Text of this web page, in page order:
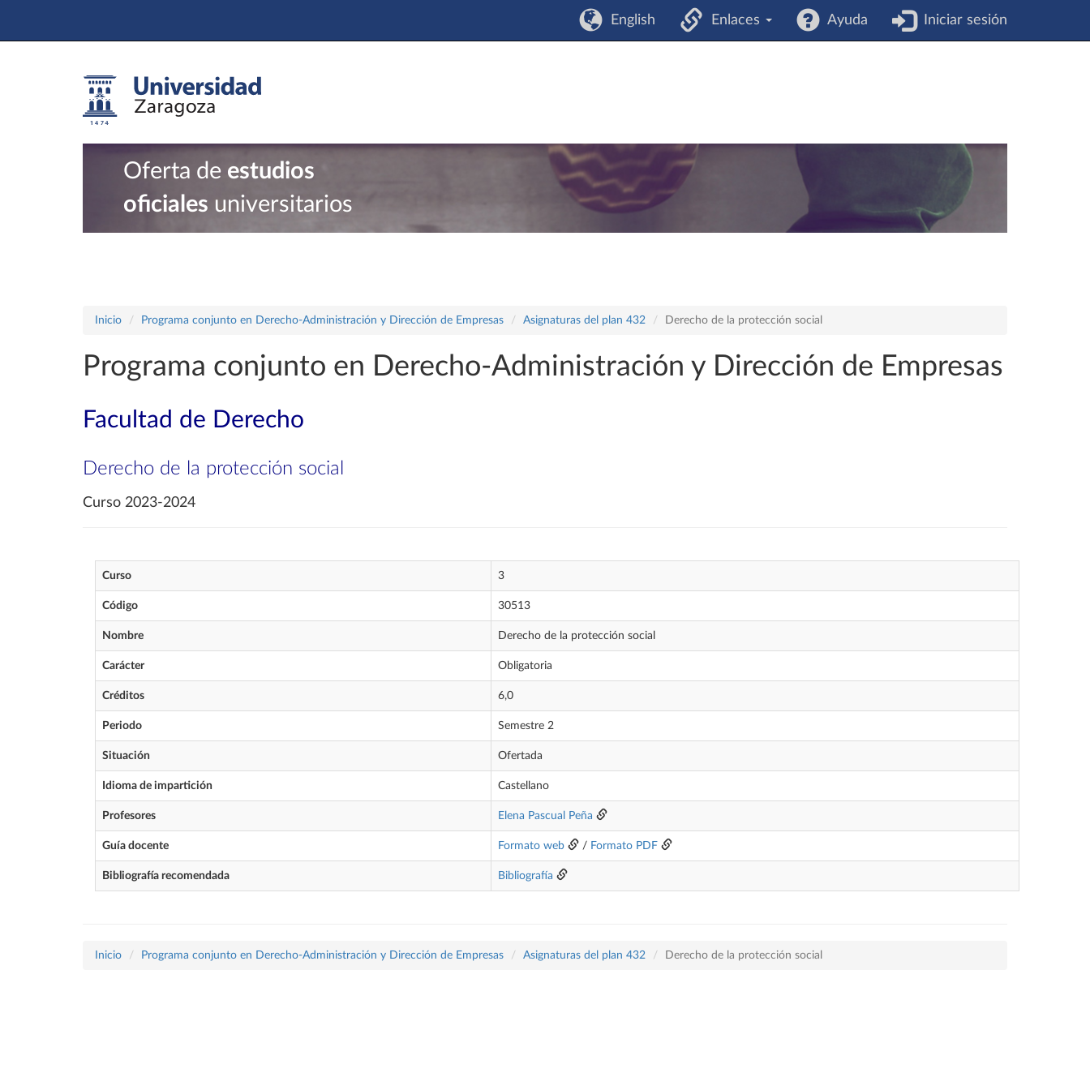
English Enlaces Ayuda Iniciar sesión
Oferta de estudios
oficiales universitarios
Inicio Programa conjunto en Derecho-Administración y Dirección de Empresas Asignaturas del plan 432 Derecho de la protección social
Programa conjunto en Derecho-Administración y Dirección de Empresas
Facultad de Derecho
Derecho de la protección social
Curso 2023-2024
Curso 3
Código 30513
Nombre Derecho de la protección social
Carácter Obligatoria
Créditos 6,0
Periodo Semestre 2
Situación Ofertada
Idioma de impartición Castellano
Profesores Elena Pascual Peña
Guía docente Formato web / Formato PDF
Bibliografía recomendada Bibliografía
Inicio Programa conjunto en Derecho-Administración y Dirección de Empresas Asignaturas del plan 432 Derecho de la protección social